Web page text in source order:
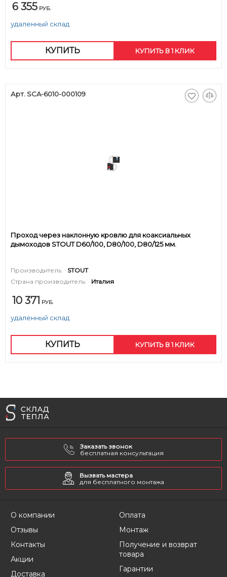
6 355 РУБ.
удаленный склад
КУПИТЬ КУПИТЬ В 1 КЛИК
Арт. SCA-6010-000109
Проход через наклонную кровлю для коаксиальных
дымоходов STOUT D60/100, D80/100, D80/125 мм.
Производитель:
STOUT
Страна производитель:
Италия
10 371 РУБ.
удаленный склад
КУПИТЬ КУПИТЬ В 1 КЛИК
Заказать звонок
бесплатная консультация
Вызвать мастера
для бесплатного монтажа
О компании
Отзывы
Контакты
Акции
Доставка
Оплата
Монтаж
Получение и возврат
товара
Гарантии